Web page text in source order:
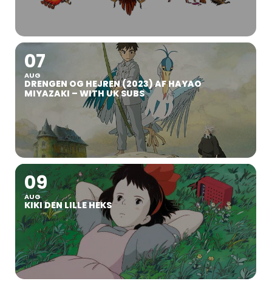
07
AUG
DRENGEN OG HEJREN (2023) AF HAYAO
MIYAZAKI – WITH UK SUBS
09
AUG
KIKI DEN LILLE HEKS